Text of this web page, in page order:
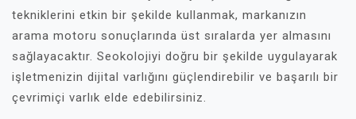
tekniklerini etkin bir şekilde kullanmak, markanızın
arama motoru sonuçlarında üst sıralarda yer almasını
sağlayacaktır. Seokolojiyi doğru bir şekilde uygulayarak
işletmenizin dijital varlığını güçlendirebilir ve başarılı bir
çevrimiçi varlık elde edebilirsiniz.